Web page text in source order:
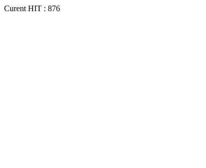
Curent HIT : 876